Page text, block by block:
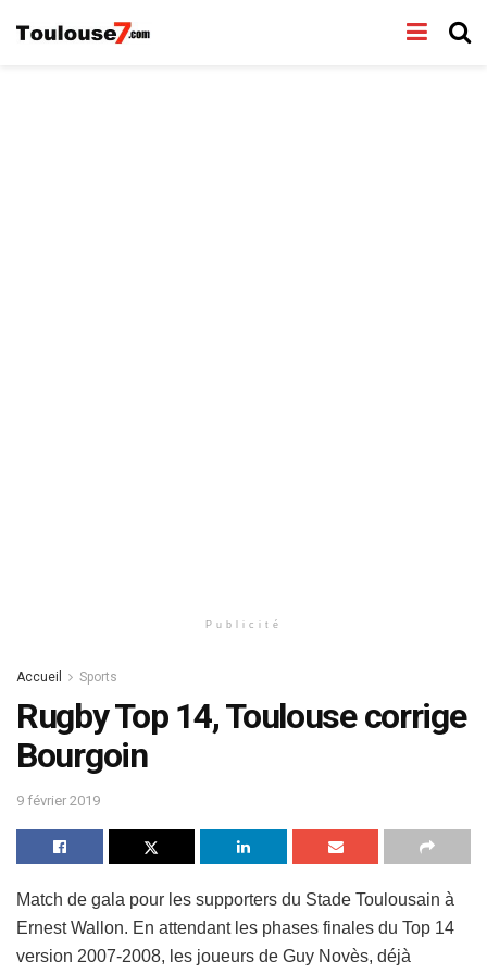
Publicité
Accueil Sports
Rugby Top 14, Toulouse corrige
Bourgoin
9 février 2019
Match de gala pour les supporters du Stade Toulousain à
Ernest Wallon. En attendant les phases finales du Top 14
version 2007-2008, les joueurs de Guy Novès, déjà